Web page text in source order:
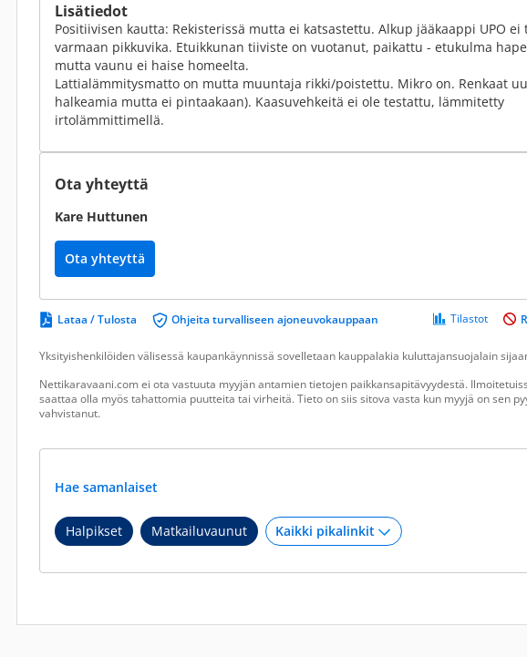
Lisätiedot
Positiivisen kautta: Rekisterissä mutta ei katsastettu. Alkup jääkaappi UPO ei
varmaan pikkuvika. Etuikkunan tiiviste on vuotanut, paikattu - etukulma
mutta vaunu ei haise homeelta.
Lattialämmitysmatto on mutta muuntaja rikki/poistettu. Mikro on. Renkaat
halkeamia mutta ei pintaakaan). Kaasuvehkeitä ei ole testattu, lämmitetty
irtolämmittimellä.
Ota yhteyttä
Kare Huttunen
Ota yhteyttä
Lataa / Tulosta Ohjeita turvalliseen ajoneuvokauppaan Tilastot
Yksityishenkilöiden välisessä kaupankäynnissä sovelletaan kauppalakia kuluttajansuojalain
Nettikaravaani.com ei ota vastuuta myyjän antamien tietojen paikkansapitävyydestä.
saattaa olla myös tahattomia puutteita tai virheitä. Tieto on siis sitova vasta kun myyjä on sen
vahvistanut.
Hae samanlaiset
Halpikset Matkailuvaunut